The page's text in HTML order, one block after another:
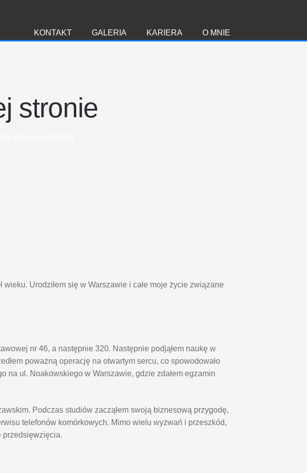
O MNIE
KARIERA
GALERIA
KONTAKT
stronie
wieku. Urodziłem się w Warszawie i całe moje życie związane
nr 46, a następnie 320. Następnie podjąłem naukę w
poważną operację na otwartym sercu, co spowodowało
na ul. Noakowskiego w Warszawie, gdzie zdałem egzamin
Podczas studiów zacząłem swoją biznesową przygodę,
telefonów komórkowych. Mimo wielu wyzwań i przeszkód,
przedsięwzięcia.